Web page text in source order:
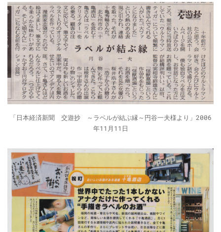
「日本経済新聞 交遊抄 ～ラベルが結ぶ縁～円谷一夫様より」2006
年11月11日